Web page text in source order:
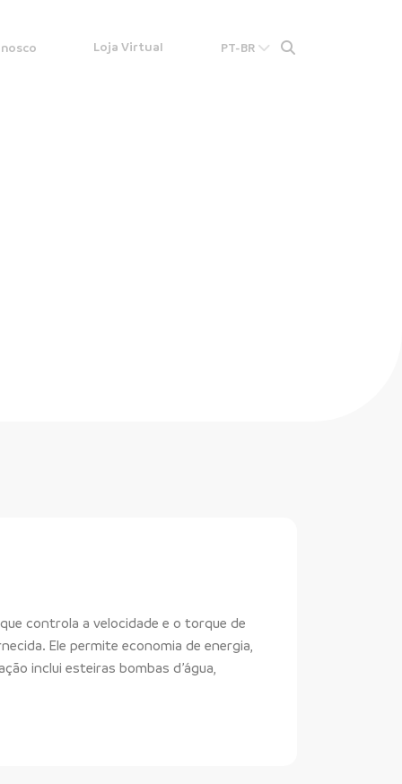
Loja Virtual PT-BR
controla a velocidade e o torque de
Ele permite economia de energia,
inclui esteiras bombas d’água,